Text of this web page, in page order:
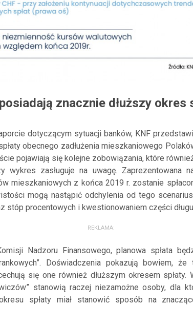
znacznie dłuższy okres
dotyczącym sytuacji banków, KNF
obecnego zadłużenia mieszkaniowego
pojawiają się kolejne zobowiązania, które
wykres zasługuje na uwagę. Zaprezentowana
mieszkaniowych z końca 2019 r. zostanie
mogą nastąpić odchylenia od tego
stóp procentowych i kwestionowaniem części
REKLAMA:
Nadzoru Finansowego, planowa spłata
Doświadczenia pokazują bowiem,
się one również dłuższym okresem
stanowią raczej niezamożne osoby, dla
spłaty miał stanowić sposób na